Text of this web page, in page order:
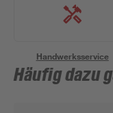
Handwerksservice
Häufig dazu